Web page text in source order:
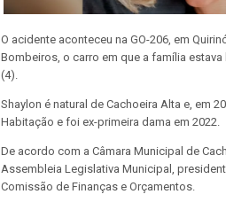
O acidente aconteceu na GO-206, em
Bombeiros, o carro em que a família
(4).
Shaylon é natural de Cachoeira Alta e, em
Habitação e foi ex-primeira dama em 2022.
De acordo com a Câmara Municipal de
Assembleia Legislativa Municipal,
Comissão de Finanças e Orçamentos.